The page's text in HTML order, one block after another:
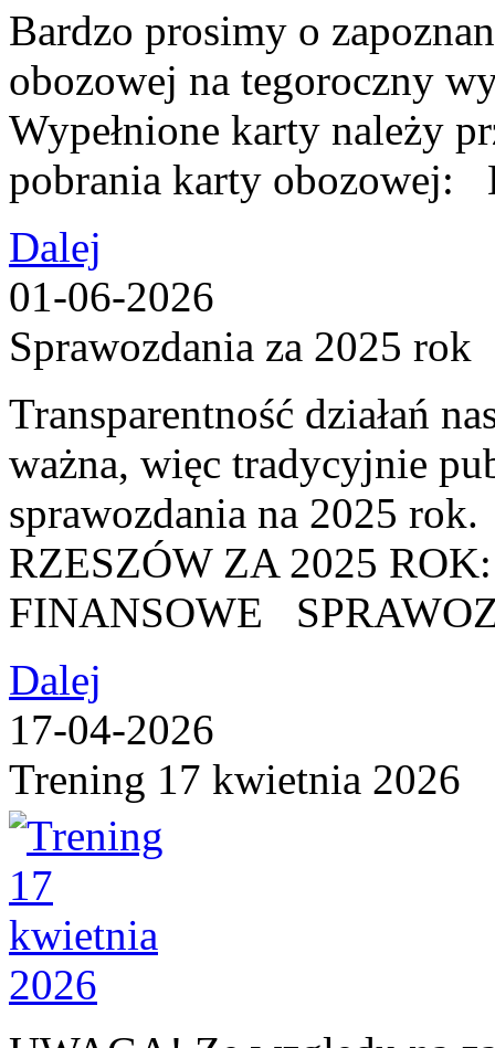
Bardzo prosimy o
obozowej na tegoroczny
Wypełnione karty należy
pobrania karty obozowej:
Dalej
01-06-2026
Sprawozdania za 2025 rok
Transparentność działań
ważna, więc tradycyjnie
sprawozdania na 2025
RZESZÓW ZA 2025
FINANSOWE
Dalej
17-04-2026
Trening 17 kwietnia 2026